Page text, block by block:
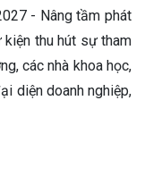
- Nâng tầm phát
kiện thu hút sự tham
các nhà khoa học,
diện doanh nghiệp,